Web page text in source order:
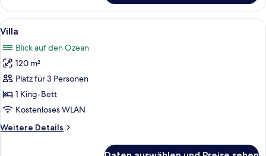
Alle
Fotos
für
Villa
anzeigen
Ein modernes Hotelzimmer mit
12
Villa
Blick auf den Ozean
120 m²
Platz für 3 Personen
1 King-Bett
Kostenloses WLAN
Weitere Details
Weitere